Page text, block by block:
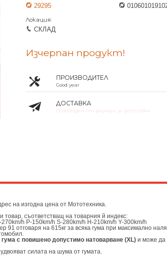
29295
Локация:
СКЛАД
Изчерпан продукт!
ПРОИЗВОДИТЕЛ
Good year
ДОСТАВКА
Освободен от разходи за доставка
на изгодна цена от Мототехника.
товар, съответстващ на товарния й индекс:
h P-150km/h S-280km/h H-210km/h Y-300km/h
отговаря на 615кг за всяка гума при максимално
с повишено допустимо натоварване (XL) и може да
силата на шума от гумата.